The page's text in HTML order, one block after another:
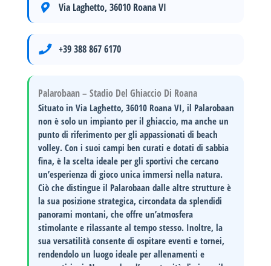
Via Laghetto, 36010 Roana VI
+39 388 867 6170
Palarobaan – Stadio Del Ghiaccio Di Roana
Situato inVia Laghetto, 36010 Roana VI, il Palarobaan
non è solo un impianto per il ghiaccio, ma anche un
punto di riferimento per gli appassionati dibeach
volley. Con i suoi campi ben curati e dotati di sabbia
fina, è la scelta ideale per gli sportivi che cercano
un’esperienza di gioco unica immersi nella natura.
Ciò che distingue il Palarobaan dalle altre strutture è
la suaposizione strategica, circondata da splendidi
panorami montani, che offre un’atmosfera
stimolante e rilassante al tempo stesso. Inoltre, la
sua versatilità consente di ospitare eventi e tornei,
rendendolo un luogo ideale per allenamenti e